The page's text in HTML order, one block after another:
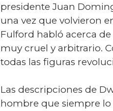
presidente Juan
una vez que volvieron
Fulford habló acerca
muy cruel y arbitrario.
todas las figuras
Las descripciones de
hombre que siempre